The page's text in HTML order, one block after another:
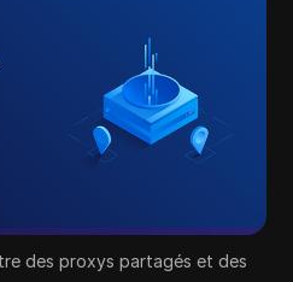
des proxys partagés et des